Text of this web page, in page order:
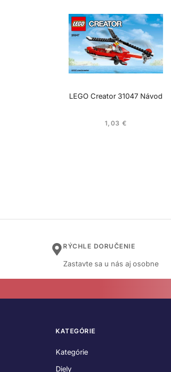
LEGO Creator 31047 Návod
1,03€
RÝCHLE DORUČENIE
Zastavte sa u nás aj osobne
KATEGÓRIE
Kategórie
Diely